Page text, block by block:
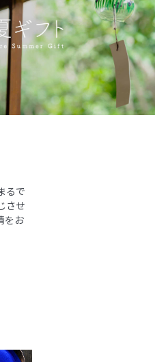
るで
させ
をお